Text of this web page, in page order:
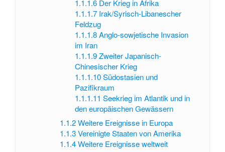
1.1.1.6 Der Krieg in Afrika
1.1.1.7 Irak/Syrisch-Libanescher
Feldzug
1.1.1.8Anglo-sowjetische Invasion
im Iran
1.1.1.9Zweiter Japanisch-
Chinesischer Krieg
1.1.1.10Südostasien und
Pazifikraum
1.1.1.11 Seekrieg im Atlantik und in
den europäischen Gewässern
1.1.2 Weitere Ereignisse in Europa
1.1.3 Vereinigte Staaten von Amerika
1.1.4 Weitere Ereignisse weltweit